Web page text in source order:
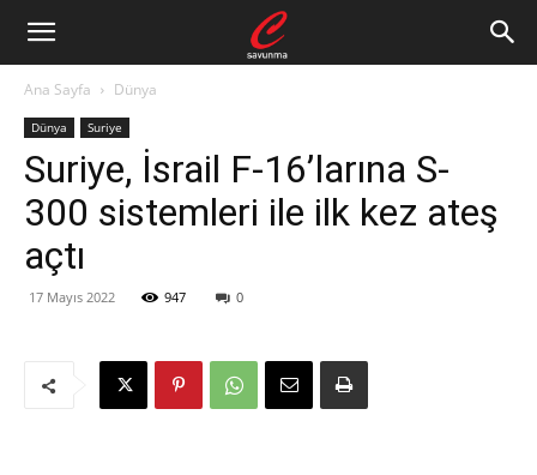
Ana Sayfa Dünya
Dünya Suriye
Suriye, İsrail F-16’larına S-
300 sistemleri ile ilk kez ateş
açtı
17 Mayıs 2022 947 0